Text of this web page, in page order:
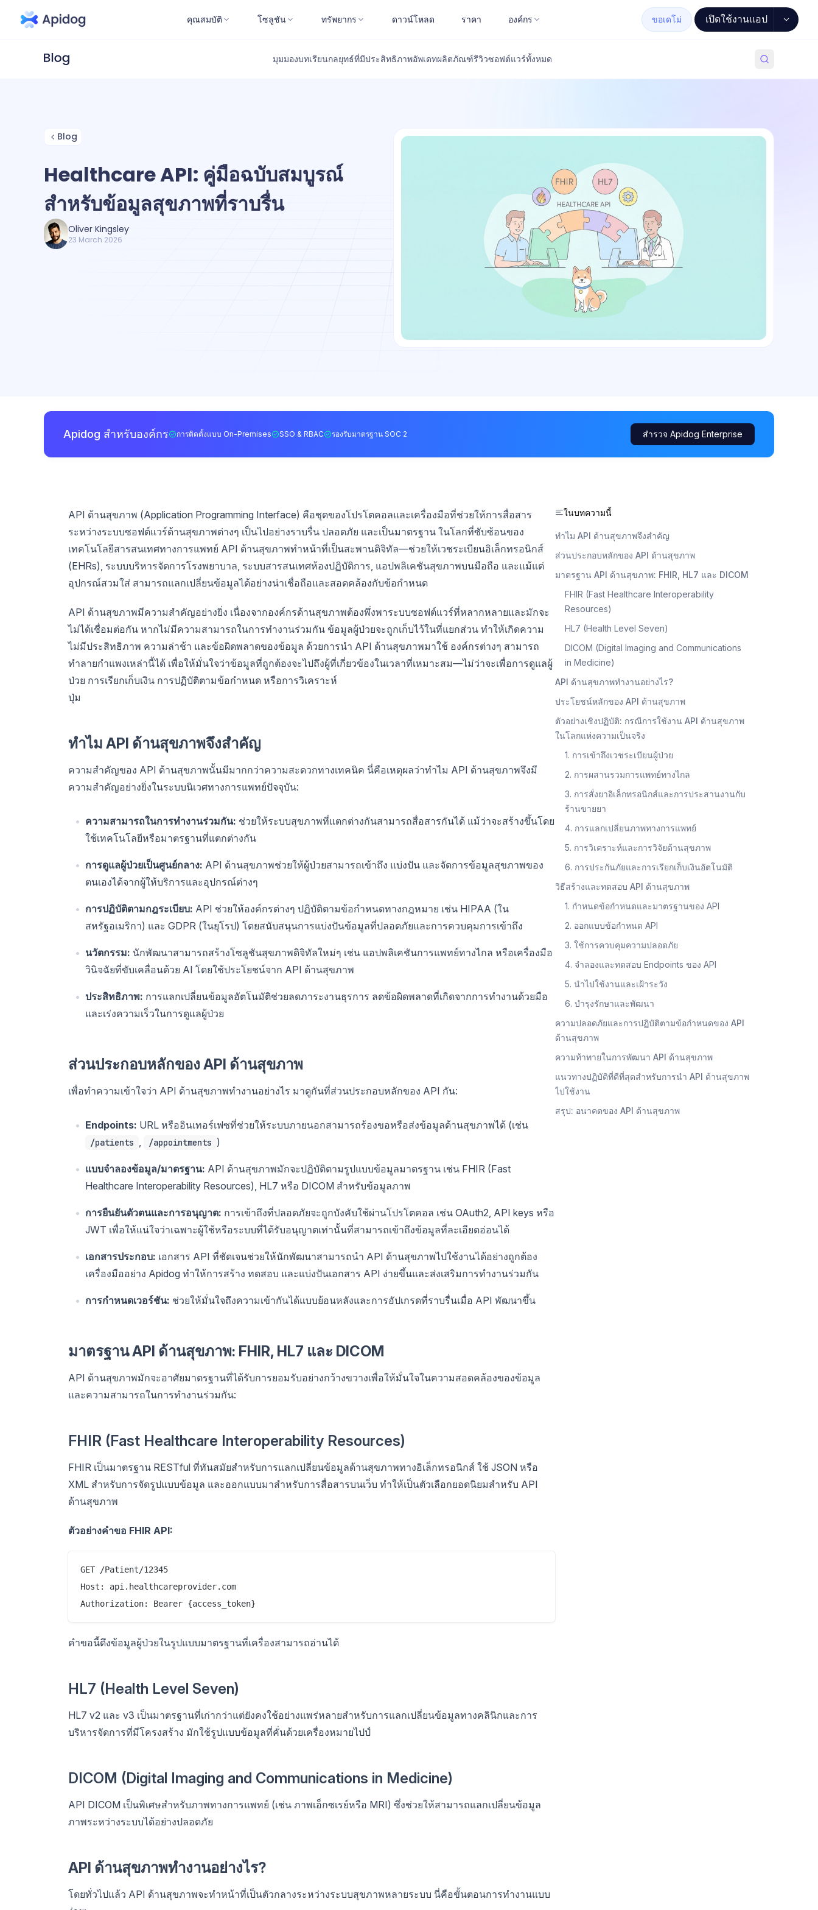
คุณสมบัติ โซลูชัน ทรัพยากร ดาวน์โหลด ราคา องค์กร ขอเดโม่ เปิดใช้งานแอป
มุมมองบทเรียนกลยุทธ์ที่มีประสิทธิภาพอัพเดทผลิตภัณฑ์รีวิวซอฟต์แวร์ทั้งหมด
Blog
Healthcare API: คู่มือฉบับสมบูรณ์
สำหรับข้อมูลสุขภาพที่ราบรื่น
Oliver Kingsley
23 March 2026
Apidog สำหรับองค์กร การติดตั้งแบบ On-Premises SSO & RBAC รองรับมาตรฐาน SOC 2 สำรวจ Apidog Enterprise
API ด้านสุขภาพ (Application Programming Interface) คือชุดของโปรโตคอลและเครื่องมือที่ช่วยให้การสื่อสาร
ระหว่างระบบซอฟต์แวร์ด้านสุขภาพต่างๆ เป็นไปอย่างราบรื่น ปลอดภัย และเป็นมาตรฐาน ในโลกที่ซับซ้อนของ
เทคโนโลยีสารสนเทศทางการแพทย์ API ด้านสุขภาพทำหน้าที่เป็นสะพานดิจิทัล—ช่วยให้เวชระเบียนอิเล็กทรอนิกส์
(EHRs), ระบบบริหารจัดการโรงพยาบาล, ระบบสารสนเทศห้องปฏิบัติการ, แอปพลิเคชันสุขภาพบนมือถือ และแม้แต่
อุปกรณ์สวมใส่ สามารถแลกเปลี่ยนข้อมูลได้อย่างน่าเชื่อถือและสอดคล้องกับข้อกำหนด
API ด้านสุขภาพมีความสำคัญอย่างยิ่ง เนื่องจากองค์กรด้านสุขภาพต้องพึ่งพาระบบซอฟต์แวร์ที่หลากหลายและมักจะ
ไม่ได้เชื่อมต่อกัน หากไม่มีความสามารถในการทำงานร่วมกัน ข้อมูลผู้ป่วยจะถูกเก็บไว้ในที่แยกส่วน ทำให้เกิดความ
ไม่มีประสิทธิภาพ ความล่าช้า และข้อผิดพลาดของข้อมูล ด้วยการนำ API ด้านสุขภาพมาใช้ องค์กรต่างๆ สามารถ
ทำลายกำแพงเหล่านี้ได้ เพื่อให้มั่นใจว่าข้อมูลที่ถูกต้องจะไปถึงผู้ที่เกี่ยวข้องในเวลาที่เหมาะสม—ไม่ว่าจะเพื่อการดูแลผู้
ป่วย การเรียกเก็บเงิน การปฏิบัติตามข้อกำหนด หรือการวิเคราะห์
ปุ่ม
ทำไม API ด้านสุขภาพจึงสำคัญ
ความสำคัญของ API ด้านสุขภาพนั้นมีมากกว่าความสะดวกทางเทคนิค นี่คือเหตุผลว่าทำไม API ด้านสุขภาพจึงมี
ความสำคัญอย่างยิ่งในระบบนิเวศทางการแพทย์ปัจจุบัน:
ความสามารถในการทำงานร่วมกัน: ช่วยให้ระบบสุขภาพที่แตกต่างกันสามารถสื่อสารกันได้ แม้ว่าจะสร้างขึ้นโดย
ใช้เทคโนโลยีหรือมาตรฐานที่แตกต่างกัน
การดูแลผู้ป่วยเป็นศูนย์กลาง: API ด้านสุขภาพช่วยให้ผู้ป่วยสามารถเข้าถึง แบ่งปัน และจัดการข้อมูลสุขภาพของ
ตนเองได้จากผู้ให้บริการและอุปกรณ์ต่างๆ
การปฏิบัติตามกฎระเบียบ: API ช่วยให้องค์กรต่างๆ ปฏิบัติตามข้อกำหนดทางกฎหมาย เช่น HIPAA (ใน
สหรัฐอเมริกา) และ GDPR (ในยุโรป) โดยสนับสนุนการแบ่งปันข้อมูลที่ปลอดภัยและการควบคุมการเข้าถึง
นวัตกรรม: นักพัฒนาสามารถสร้างโซลูชันสุขภาพดิจิทัลใหม่ๆ เช่น แอปพลิเคชันการแพทย์ทางไกล หรือเครื่องมือ
วินิจฉัยที่ขับเคลื่อนด้วย AI โดยใช้ประโยชน์จาก API ด้านสุขภาพ
ประสิทธิภาพ: การแลกเปลี่ยนข้อมูลอัตโนมัติช่วยลดภาระงานธุรการ ลดข้อผิดพลาดที่เกิดจากการทำงานด้วยมือ
และเร่งความเร็วในการดูแลผู้ป่วย
ส่วนประกอบหลักของ API ด้านสุขภาพ
เพื่อทำความเข้าใจว่า API ด้านสุขภาพทำงานอย่างไร มาดูกันที่ส่วนประกอบหลักของ API กัน:
Endpoints: URL หรืออินเทอร์เฟซที่ช่วยให้ระบบภายนอกสามารถร้องขอหรือส่งข้อมูลด้านสุขภาพได้ (เช่น
/patients /appointments )
แบบจำลองข้อมูล/มาตรฐาน: API ด้านสุขภาพมักจะปฏิบัติตามรูปแบบข้อมูลมาตรฐาน เช่น FHIR (Fast
Healthcare Interoperability Resources), HL7 หรือ DICOM สำหรับข้อมูลภาพ
การยืนยันตัวตนและการอนุญาต: การเข้าถึงที่ปลอดภัยจะถูกบังคับใช้ผ่านโปรโตคอล เช่น OAuth2, API keys หรือ
JWT เพื่อให้แน่ใจว่าเฉพาะผู้ใช้หรือระบบที่ได้รับอนุญาตเท่านั้นที่สามารถเข้าถึงข้อมูลที่ละเอียดอ่อนได้
เอกสารประกอบ: เอกสาร API ที่ชัดเจนช่วยให้นักพัฒนาสามารถนำ API ด้านสุขภาพไปใช้งานได้อย่างถูกต้อง
เครื่องมืออย่าง Apidog ทำให้การสร้าง ทดสอบ และแบ่งปันเอกสาร API ง่ายขึ้นและส่งเสริมการทำงานร่วมกัน
การกำหนดเวอร์ชัน: ช่วยให้มั่นใจถึงความเข้ากันได้แบบย้อนหลังและการอัปเกรดที่ราบรื่นเมื่อ API พัฒนาขึ้น
มาตรฐาน API ด้านสุขภาพ: FHIR, HL7 และ DICOM
API ด้านสุขภาพมักจะอาศัยมาตรฐานที่ได้รับการยอมรับอย่างกว้างขวางเพื่อให้มั่นใจในความสอดคล้องของข้อมูล
และความสามารถในการทำงานร่วมกัน:
FHIR (Fast Healthcare Interoperability Resources)
FHIR เป็นมาตรฐาน RESTful ที่ทันสมัยสำหรับการแลกเปลี่ยนข้อมูลด้านสุขภาพทางอิเล็กทรอนิกส์ ใช้ JSON หรือ
XML สำหรับการจัดรูปแบบข้อมูล และออกแบบมาสำหรับการสื่อสารบนเว็บ ทำให้เป็นตัวเลือกยอดนิยมสำหรับ API
ด้านสุขภาพ
ตัวอย่างคำขอ FHIR API:
GET /Patient/12345
Host: api.healthcareprovider.com
คำขอนี้ดึงข้อมูลผู้ป่วยในรูปแบบมาตรฐานที่เครื่องสามารถอ่านได้
HL7 (Health Level Seven)
HL7 v2 และ v3 เป็นมาตรฐานที่เก่ากว่าแต่ยังคงใช้อย่างแพร่หลายสำหรับการแลกเปลี่ยนข้อมูลทางคลินิกและการ
บริหารจัดการที่มีโครงสร้าง มักใช้รูปแบบข้อมูลที่คั่นด้วยเครื่องหมายไปป์
DICOM (Digital Imaging and Communications in Medicine)
API DICOM เป็นพิเศษสำหรับภาพทางการแพทย์ (เช่น ภาพเอ็กซเรย์หรือ MRI) ซึ่งช่วยให้สามารถแลกเปลี่ยนข้อมูล
ภาพระหว่างระบบได้อย่างปลอดภัย
API ด้านสุขภาพทำงานอย่างไร?
โดยทั่วไปแล้ว API ด้านสุขภาพจะทำหน้าที่เป็นตัวกลางระหว่างระบบสุขภาพหลายระบบ นี่คือขั้นตอนการทำงานแบบ
ในบทความนี้
ทำไม API ด้านสุขภาพจึงสำคัญ
ส่วนประกอบหลักของ API ด้านสุขภาพ
มาตรฐาน API ด้านสุขภาพ: FHIR, HL7 และ DICOM
FHIR (Fast Healthcare Interoperability
Resources)
HL7 (Health Level Seven)
DICOM (Digital Imaging and Communications
in Medicine)
API ด้านสุขภาพทำงานอย่างไร?
ประโยชน์หลักของ API ด้านสุขภาพ
ตัวอย่างเชิงปฏิบัติ: กรณีการใช้งาน API ด้านสุขภาพ
ในโลกแห่งความเป็นจริง
1. การเข้าถึงเวชระเบียนผู้ป่วย
2. การผสานรวมการแพทย์ทางไกล
3. การสั่งยาอิเล็กทรอนิกส์และการประสานงานกับ
ร้านขายยา
4. การแลกเปลี่ยนภาพทางการแพทย์
5. การวิเคราะห์และการวิจัยด้านสุขภาพ
6. การประกันภัยและการเรียกเก็บเงินอัตโนมัติ
วิธีสร้างและทดสอบ API ด้านสุขภาพ
1. กำหนดข้อกำหนดและมาตรฐานของ API
2. ออกแบบข้อกำหนด API
3. ใช้การควบคุมความปลอดภัย
4. จำลองและทดสอบ Endpoints ของ API
5. นำไปใช้งานและเฝ้าระวัง
6. บำรุงรักษาและพัฒนา
ความปลอดภัยและการปฏิบัติตามข้อกำหนดของ API
ด้านสุขภาพ
ความท้าทายในการพัฒนา API ด้านสุขภาพ
แนวทางปฏิบัติที่ดีที่สุดสำหรับการนำ API ด้านสุขภาพ
ไปใช้งาน
สรุป: อนาคตของ API ด้านสุขภาพ